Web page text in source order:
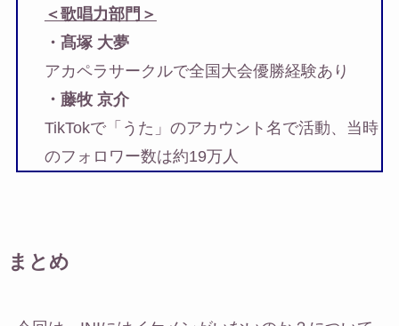
＜歌唱力部門＞
・髙塚 大夢
アカペラサークルで全国大会優勝経験あり
・藤牧 京介
TikTokで「うた」のアカウント名で活動、当時
のフォロワー数は約19万人
まとめ